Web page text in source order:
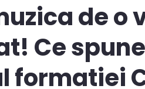
de
Ce
formatiei